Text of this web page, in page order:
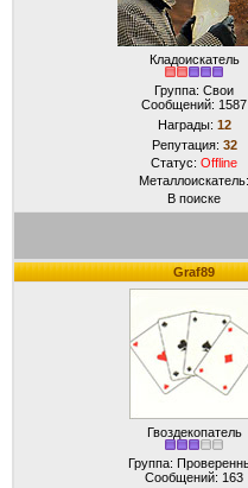
Кладоискатель
Группа: Свои
Сообщений: 1587
Награды: 12
Репутация: 32
Статус: Offline
Металлоискатель:
В поиске
Graf89
Гвоздекопатель
Группа:
Сообщений: 163